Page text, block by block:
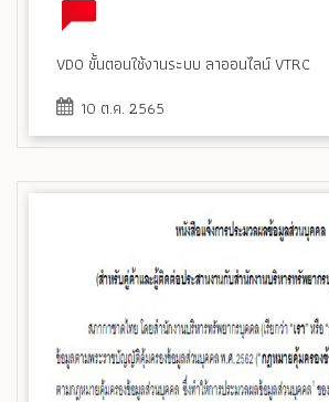
VDO ขั้นตอนใช้งานระบบ ลาออนไลน์ VTRC
10 ต.ค. 2565